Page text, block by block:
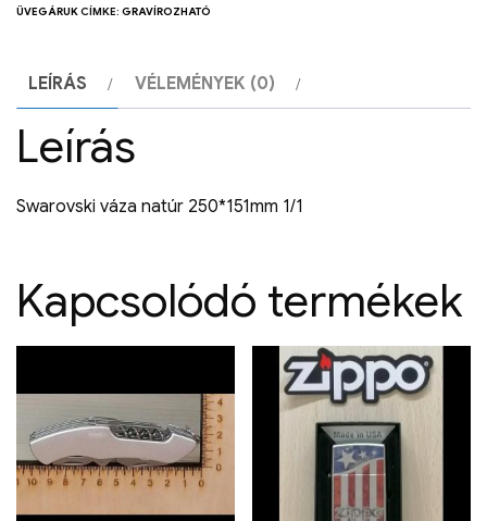
ÜVEGÁRUKCÍMKE: GRAVÍROZHATÓ
LEÍRÁS VÉLEMÉNYEK (0)
Leírás
Swarovski váza natúr 250*151mm 1/1
Kapcsolódó termékek